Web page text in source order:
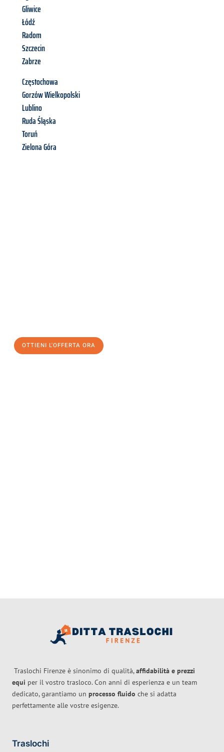
Gliwice
Łódź
Radom
Szczecin
Zabrze
Częstochowa
Gorzów Wielkopolski
Lublino
Ruda Śląska
Toruń
Zielona Góra
OTTIENI L'OFFERTA ORA
Traslochi Firenze è sinonimo di qualità,affidabilità e prezzi
equi per il vostro trasloco. Con anni di esperienza e un team
dedicato, garantiamo un processo fluido che si adatta
perfettamente alle vostre esigenze.
Traslochi